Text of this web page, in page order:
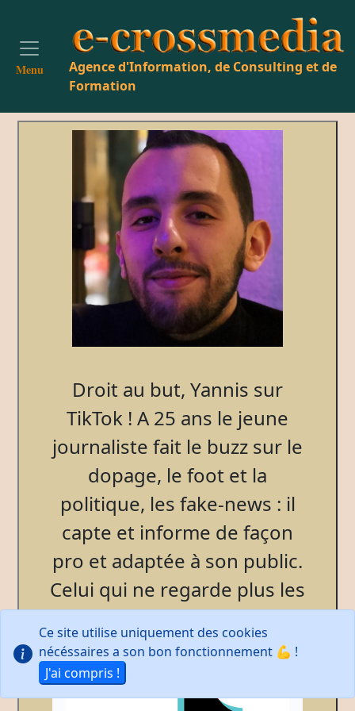
Menu
Agence d'Information, de Consulting et de
Formation
Droit au but, Yannis sur
TikTok ! A 25 ans le jeune
journaliste fait le buzz sur le
dopage, le foot et la
politique, les fake-news : il
capte et informe de façon
pro et adaptée à son public.
Celui qui ne regarde plus les
médias tradis !
Ce site utilise uniquement des cookies
nécéssaires a son bon fonctionnement 💪 !
J'ai compris !